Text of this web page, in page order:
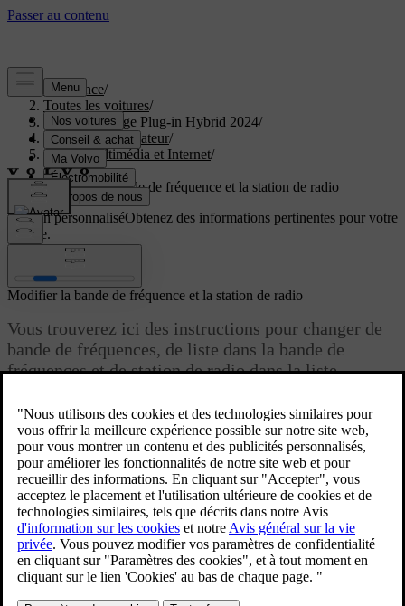
Assistance/
Toutes les voitures/
XC40 Recharge Plug-in Hybrid 2024/
Manuel de l'utilisateur/
Audio, multimédia et Internet/
Radio/
Modifier la bande de fréquence et la station de radio
Soutien personnaliséObtenez des informations pertinentes pour votre
voiture.
Connexion
Mise à jour 16.03.2023
Modifier la bande de fréquence et la station de radio
Vous trouverez ici des instructions pour changer de
bande de fréquences, de liste dans la bande de
fréquences et de station de radio dans la liste
Changer de bande de fréquences
Affichez la vue Applications à l'écran central et choisissez la bande
de fréquence désirée (FMpar ex.) ou ouvrez le menu d'applications
de l'écran conducteur à l'aide des commandes au volant droites puis
effectuez-y la sélection.
Modifier la liste de la bande de fréquences